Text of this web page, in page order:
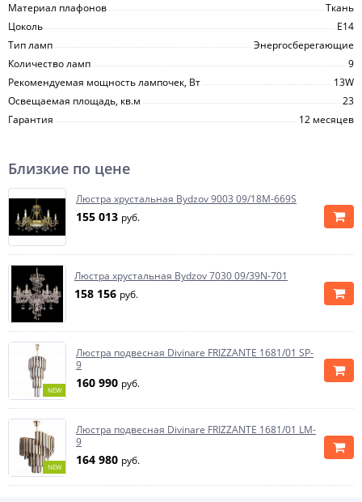
Материал плафонов
Ткань
Цоколь
E14
Тип ламп
Энергосберегающие
Количество ламп
9
Рекомендуемая мощность лампочек, Вт
13W
Освещаемая площадь, кв.м
23
Гарантия
12 месяцев
Близкие по цене
Люстра хрустальная Bydzov 9003 09/18M-669S
155 013 руб.
Люстра хрустальная Bydzov 7030 09/39N-701
158 156 руб.
NEW
Люстра подвесная Divinare FRIZZANTE 1681/01 SP-
9
160 990 руб.
NEW
Люстра подвесная Divinare FRIZZANTE 1681/01 LM-
9
164 980 руб.